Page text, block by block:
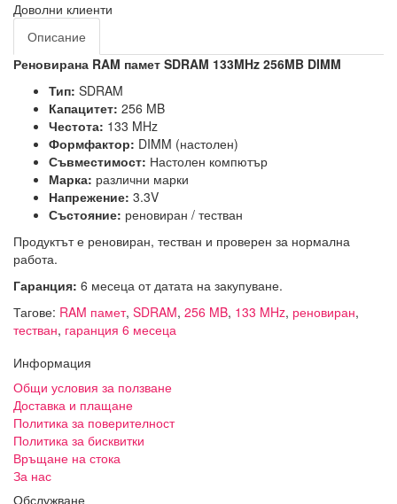
Доволни клиенти
Описание
Реновирана RAM памет SDRAM 133MHz 256MB DIMM
Тип: SDRAM
Капацитет: 256 MB
Честота: 133 MHz
Формфактор: DIMM (настолен)
Съвместимост: Настолен компютър
Марка: различни марки
Напрежение: 3.3V
Състояние: реновиран / тестван
Продуктът е реновиран, тестван и проверен за нормална
работа.
Гаранция: 6 месеца от датата на закупуване.
Тагове: RAM памет, SDRAM, 256 MB, 133 MHz, реновиран,
тестван, гаранция 6 месеца
Информация
Общи условия за ползване
Доставка и плащане
Политика за поверителност
Политика за бисквитки
Връщане на стока
За нас
Обслужване